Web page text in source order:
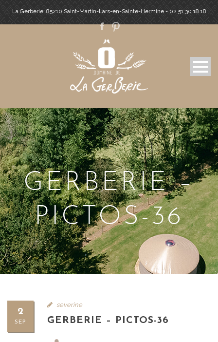
La Gerberie, 85210 Saint-Martin-Lars-en-Sainte-Hermine - 02 51 30 18 18
GERBERIE –
PICTOS-36
2
SEP
severine
GERBERIE – PICTOS-36